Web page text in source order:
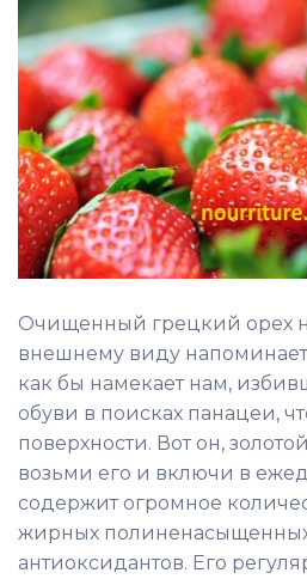
Очищенный грецкий орех
внешнему виду
как бы намекает нам,
обуви в поисках панацеи,
поверхности. Вот он,
возьми его и включи в
содержит огромное
жирных полиненасыщенных
антиоксидантов. Его